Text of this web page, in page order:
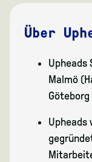
Über
Upheads
Malmö
Göteborg
Upheads